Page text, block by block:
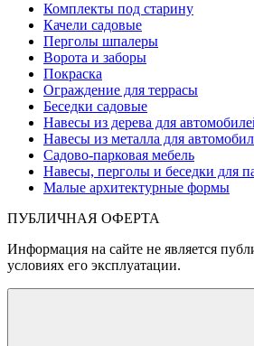
Комплекты под старину
Качели садовые
Перголы шпалеры
Ворота и заборы
Покраска
Ограждение для террасы
Беседки садовые
Навесы из дерева для
Навесы из металла для
Садово-парковая мебель
Навесы, перголы и беседки для
Малые архитектурные формы
ПУБЛИЧНАЯ ОФЕРТА
Информация на сайте не является
условиях его эксплуатации.